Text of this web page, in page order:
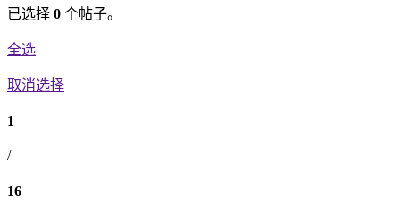
已选择 0 个帖子。
全选
取消选择
1
/
16